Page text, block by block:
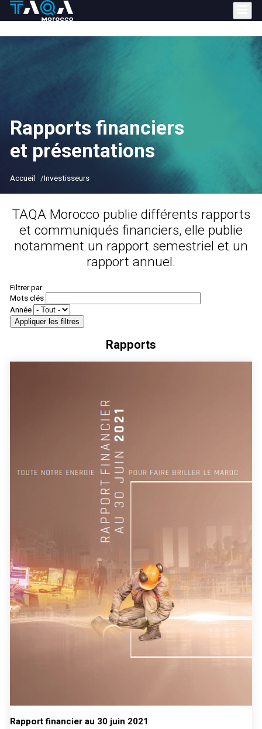
Aller
contenu
Rapports financiers
et présentations
Accueil Investisseurs
TAQA Morocco publie différents rapports
et communiqués financiers, elle publie
notamment un rapport semestriel et un
rapport annuel.
Filtrer par
Mots clés
Année
Rapports
Rapport financier au 30 juin 2021